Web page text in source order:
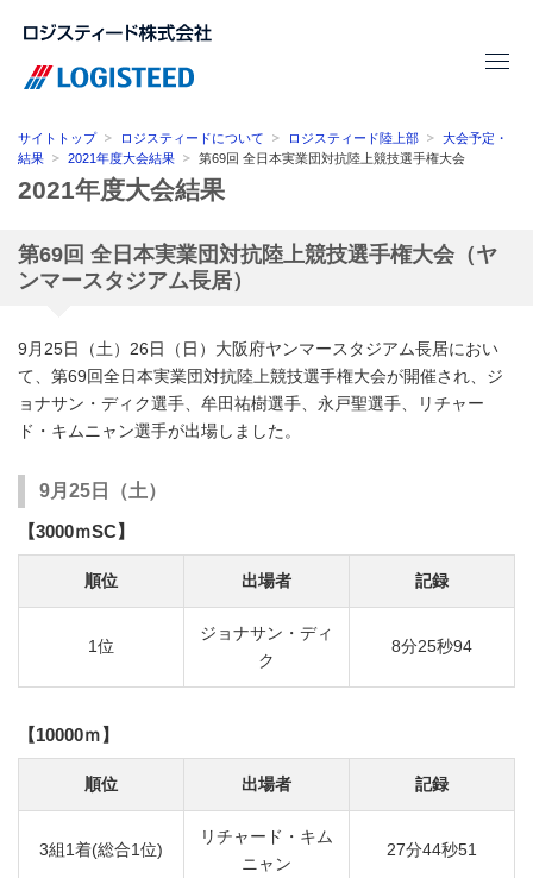
サイトトップ ロジスティードについて ロジスティード陸上部
大会予定・
結果
2021年度大会結果 第69回 全日本実業団対抗陸上競技選手権大会
2021年度大会結果
第69回 全日本実業団対抗陸上競技選手権大会（ヤ
ンマースタジアム長居）
9月25日（土）26日（日）大阪府ヤンマースタジアム長居におい
て、第69回全日本実業団対抗陸上競技選手権大会が開催され、ジ
ョナサン・ディク選手、牟田祐樹選手、永戸聖選手、リチャー
ド・キムニャン選手が出場しました。
9月25日（土）
【3000ｍSC】
順位 出場者 記録
1位
ジョナサン・ディ
ク
8分25秒94
【10000ｍ】
順位 出場者 記録
3組1着(総合1位)
リチャード・キム
ニャン
27分44秒51